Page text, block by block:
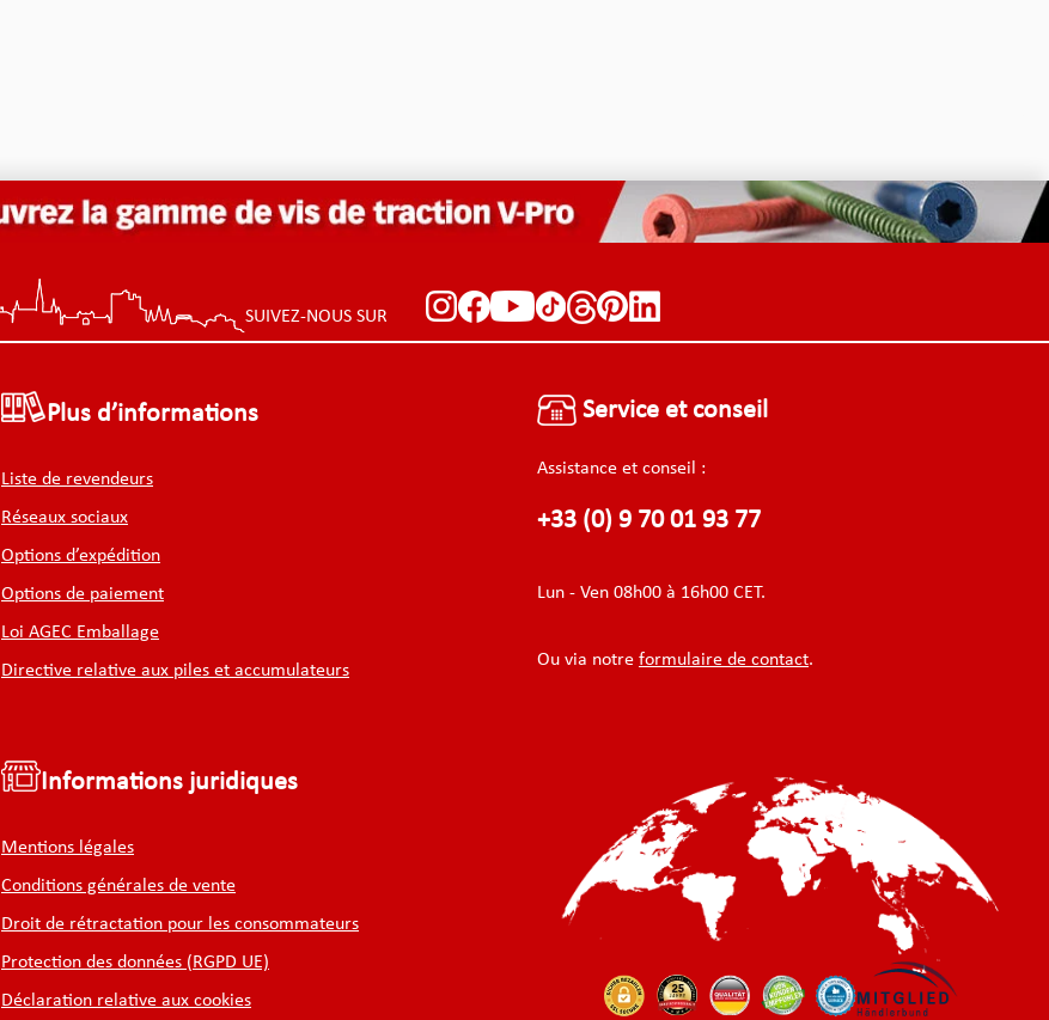
SUIVEZ-NOUS SUR
Plus d’informations
Liste de revendeurs
Réseaux sociaux
Options d’expédition
Options de paiement
Loi AGEC Emballage
Directive relative aux piles et accumulateurs
Informations juridiques
Mentions légales
Conditions générales de vente
Droit de rétractation pour les consommateurs
Protection des données (RGPD UE)
Déclaration relative aux cookies
Service et conseil
Assistance et conseil :
+33 (0) 9 70 01 93 77
Lun - Ven 08h00 à 16h00 CET.
Ou via notre formulaire de contact.